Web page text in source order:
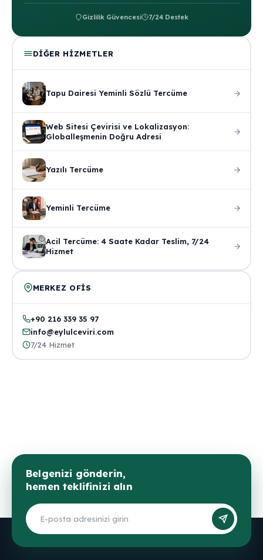
Gizlilik Güvencesi 7/24 Destek
DIĞER HIZMETLER
Tapu Dairesi Yeminli Sözlü Tercüme
Web Sitesi Çevirisi ve Lokalizasyon:
Globalleşmenin Doğru Adresi
Yazılı Tercüme
Yeminli Tercüme
Acil Tercüme: 4 Saate Kadar Teslim, 7/24
Hizmet
MERKEZ OFIS
+90 216 339 35 97
info@eylulceviri.com
7/24 Hizmet
Belgenizi gönderin,
hemen teklifinizi alın